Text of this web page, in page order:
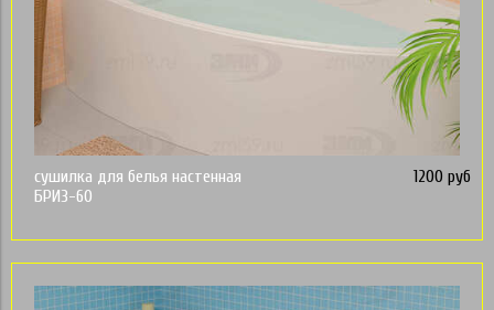
сушилка для белья настенная
БРИЗ-60
1200 руб